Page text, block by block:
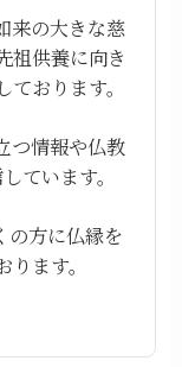
来の大きな慈
祖供養に向き
おります。
つ情報や仏教
ています。
の方に仏縁を
ます。